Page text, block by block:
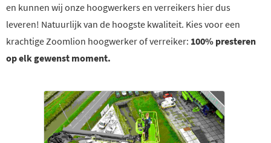
en kunnen wij onze hoogwerkers en verreikers hier dus
leveren! Natuurlijk van de hoogste kwaliteit. Kies voor een
krachtige Zoomlion hoogwerker of verreiker: 100% presteren
op elk gewenst moment.